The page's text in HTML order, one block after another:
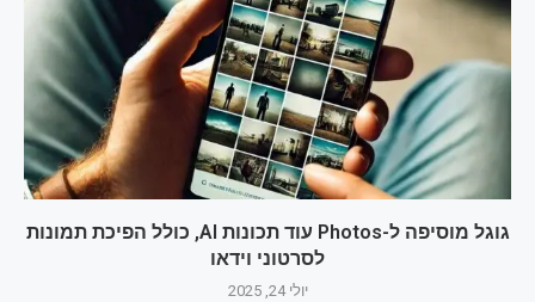
גוגל מוסיפה ל-Photos עוד תכונות AI, כולל הפיכת תמונות
לסרטוני וידאו
יולי 24, 2025